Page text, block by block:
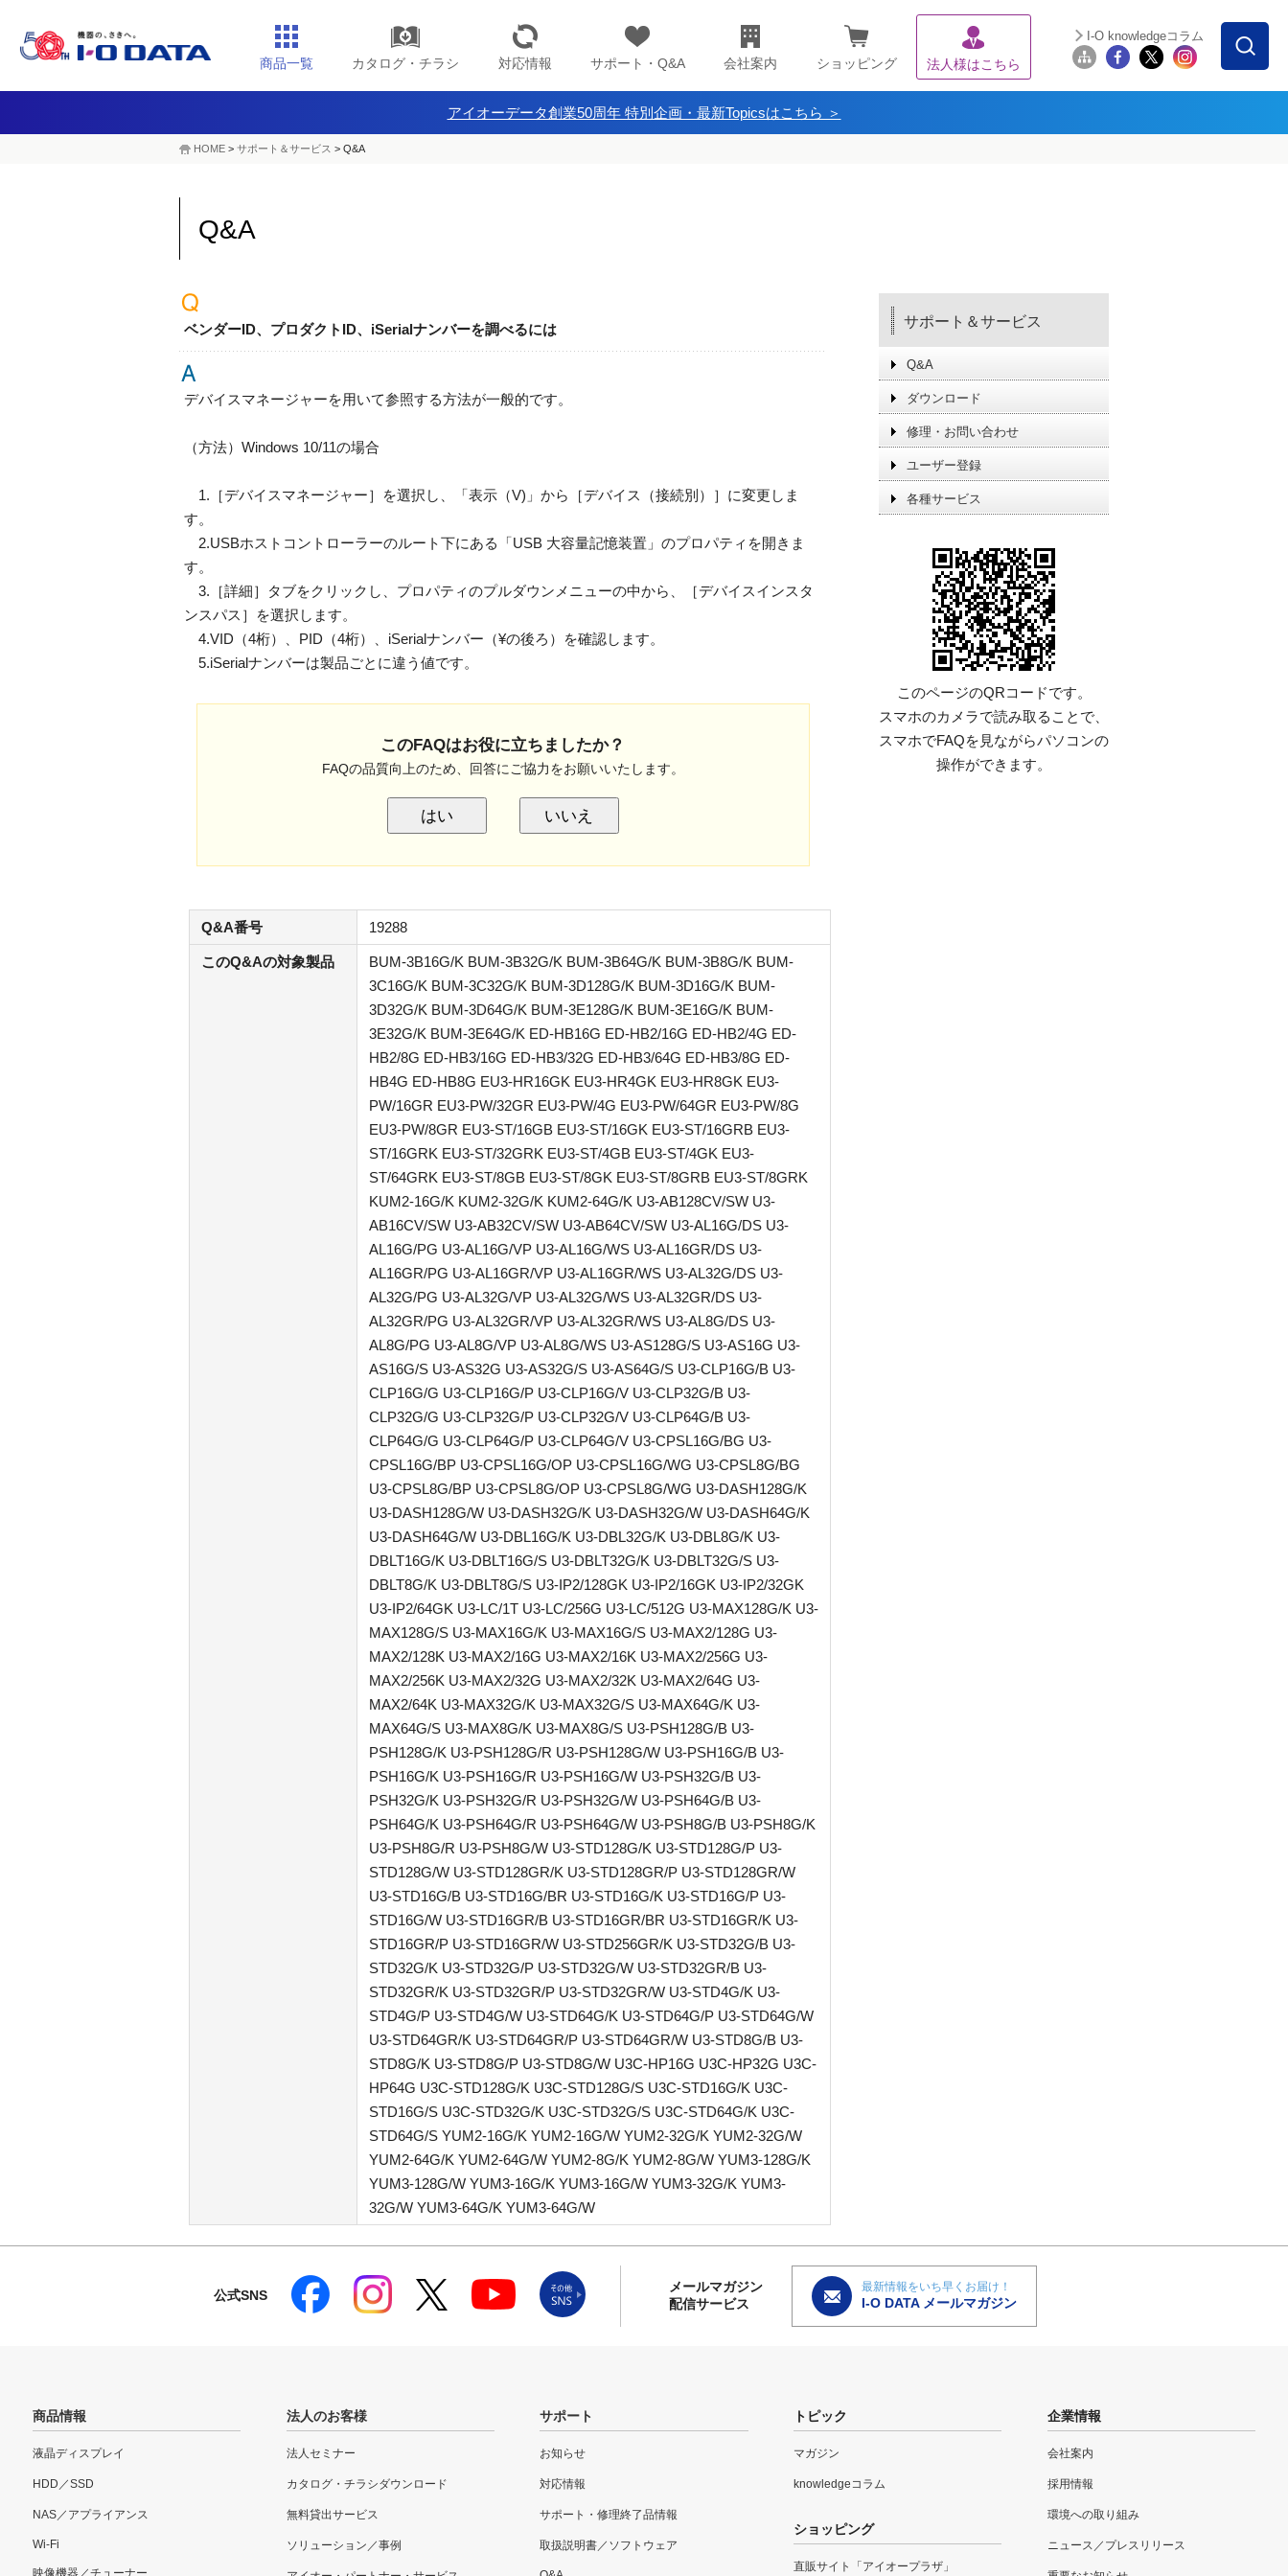
商品一覧 カタログ・チラシ 対応情報 サポート・Q&A 会社案内 ショッピング 法人様はこちら
I-O knowledgeコラム
アイオーデータ創業50周年 特別企画・最新Topicsはこちら ＞
HOME > サポート＆サービス > Q&A
Q&A
ベンダーID、プロダクトID、iSerialナンバーを調べるには
デバイスマネージャーを用いて参照する方法が一般的です。
（方法）Windows 10/11の場合
1.［デバイスマネージャー］を選択し、「表示（V)」から［デバイス（接続別）］に変更しま
す。
2.USBホストコントローラーのルート下にある「USB 大容量記憶装置」のプロパティを開きま
す。
3.［詳細］タブをクリックし、プロパティのプルダウンメニューの中から、［デバイスインスタ
ンスパス］を選択します。
4.VID（4桁）、PID（4桁）、iSerialナンバー（¥の後ろ）を確認します。
5.iSerialナンバーは製品ごとに違う値です。
このFAQはお役に立ちましたか？
FAQの品質向上のため、回答にご協力をお願いいたします。
はい いいえ
Q&A番号 19288
このQ&Aの対象製品
BUM-3B16G/K BUM-3B32G/K BUM-3B64G/K BUM-3B8G/K BUM-
3C16G/K BUM-3C32G/K BUM-3D128G/K BUM-3D16G/K BUM-
3D32G/K BUM-3D64G/K BUM-3E128G/K BUM-3E16G/K BUM-
3E32G/K BUM-3E64G/K ED-HB16G ED-HB2/16G ED-HB2/4G ED-
HB2/8G ED-HB3/16G ED-HB3/32G ED-HB3/64G ED-HB3/8G ED-
HB4G ED-HB8G EU3-HR16GK EU3-HR4GK EU3-HR8GK EU3-
PW/16GR EU3-PW/32GR EU3-PW/4G EU3-PW/64GR EU3-PW/8G
EU3-PW/8GR EU3-ST/16GB EU3-ST/16GK EU3-ST/16GRB EU3-
ST/16GRK EU3-ST/32GRK EU3-ST/4GB EU3-ST/4GK EU3-
ST/64GRK EU3-ST/8GB EU3-ST/8GK EU3-ST/8GRB EU3-ST/8GRK
KUM2-16G/K KUM2-32G/K KUM2-64G/K U3-AB128CV/SW U3-
AB16CV/SW U3-AB32CV/SW U3-AB64CV/SW U3-AL16G/DS U3-
AL16G/PG U3-AL16G/VP U3-AL16G/WS U3-AL16GR/DS U3-
AL16GR/PG U3-AL16GR/VP U3-AL16GR/WS U3-AL32G/DS U3-
AL32G/PG U3-AL32G/VP U3-AL32G/WS U3-AL32GR/DS U3-
AL32GR/PG U3-AL32GR/VP U3-AL32GR/WS U3-AL8G/DS U3-
AL8G/PG U3-AL8G/VP U3-AL8G/WS U3-AS128G/S U3-AS16G U3-
AS16G/S U3-AS32G U3-AS32G/S U3-AS64G/S U3-CLP16G/B U3-
CLP16G/G U3-CLP16G/P U3-CLP16G/V U3-CLP32G/B U3-
CLP32G/G U3-CLP32G/P U3-CLP32G/V U3-CLP64G/B U3-
CLP64G/G U3-CLP64G/P U3-CLP64G/V U3-CPSL16G/BG U3-
CPSL16G/BP U3-CPSL16G/OP U3-CPSL16G/WG U3-CPSL8G/BG
U3-CPSL8G/BP U3-CPSL8G/OP U3-CPSL8G/WG U3-DASH128G/K
U3-DASH128G/W U3-DASH32G/K U3-DASH32G/W U3-DASH64G/K
U3-DASH64G/W U3-DBL16G/K U3-DBL32G/K U3-DBL8G/K U3-
DBLT16G/K U3-DBLT16G/S U3-DBLT32G/K U3-DBLT32G/S U3-
DBLT8G/K U3-DBLT8G/S U3-IP2/128GK U3-IP2/16GK U3-IP2/32GK
U3-IP2/64GK U3-LC/1T U3-LC/256G U3-LC/512G U3-MAX128G/K U3-
MAX128G/S U3-MAX16G/K U3-MAX16G/S U3-MAX2/128G U3-
MAX2/128K U3-MAX2/16G U3-MAX2/16K U3-MAX2/256G U3-
MAX2/256K U3-MAX2/32G U3-MAX2/32K U3-MAX2/64G U3-
MAX2/64K U3-MAX32G/K U3-MAX32G/S U3-MAX64G/K U3-
MAX64G/S U3-MAX8G/K U3-MAX8G/S U3-PSH128G/B U3-
PSH128G/K U3-PSH128G/R U3-PSH128G/W U3-PSH16G/B U3-
PSH16G/K U3-PSH16G/R U3-PSH16G/W U3-PSH32G/B U3-
PSH32G/K U3-PSH32G/R U3-PSH32G/W U3-PSH64G/B U3-
PSH64G/K U3-PSH64G/R U3-PSH64G/W U3-PSH8G/B U3-PSH8G/K
U3-PSH8G/R U3-PSH8G/W U3-STD128G/K U3-STD128G/P U3-
STD128G/W U3-STD128GR/K U3-STD128GR/P U3-STD128GR/W
U3-STD16G/B U3-STD16G/BR U3-STD16G/K U3-STD16G/P U3-
STD16G/W U3-STD16GR/B U3-STD16GR/BR U3-STD16GR/K U3-
STD16GR/P U3-STD16GR/W U3-STD256GR/K U3-STD32G/B U3-
STD32G/K U3-STD32G/P U3-STD32G/W U3-STD32GR/B U3-
STD32GR/K U3-STD32GR/P U3-STD32GR/W U3-STD4G/K U3-
STD4G/P U3-STD4G/W U3-STD64G/K U3-STD64G/P U3-STD64G/W
U3-STD64GR/K U3-STD64GR/P U3-STD64GR/W U3-STD8G/B U3-
STD8G/K U3-STD8G/P U3-STD8G/W U3C-HP16G U3C-HP32G U3C-
HP64G U3C-STD128G/K U3C-STD128G/S U3C-STD16G/K U3C-
STD16G/S U3C-STD32G/K U3C-STD32G/S U3C-STD64G/K U3C-
STD64G/S YUM2-16G/K YUM2-16G/W YUM2-32G/K YUM2-32G/W
YUM2-64G/K YUM2-64G/W YUM2-8G/K YUM2-8G/W YUM3-128G/K
YUM3-128G/W YUM3-16G/K YUM3-16G/W YUM3-32G/K YUM3-
32G/W YUM3-64G/K YUM3-64G/W
サポート＆サービス
Q&A
ダウンロード
修理・お問い合わせ
ユーザー登録
各種サービス
このページのQRコードです。
スマホのカメラで読み取ることで、
スマホでFAQを見ながらパソコンの
操作ができます。
公式SNS
メールマガジン
配信サービス
最新情報をいち早くお届け！
I-O DATA メールマガジン
商品情報
液晶ディスプレイ
HDD／SSD
NAS／アプライアンス
Wi-Fi
映像機器／チューナー
法人のお客様
法人セミナー
カタログ・チラシダウンロード
無料貸出サービス
ソリューション／事例
サポート
お知らせ
対応情報
サポート・修理終了品情報
取扱説明書／ソフトウェア
トピック
マガジン
knowledgeコラム
ショッピング
直販サイト「アイオープラザ」
企業情報
会社案内
採用情報
環境への取り組み
ニュース／プレスリリース